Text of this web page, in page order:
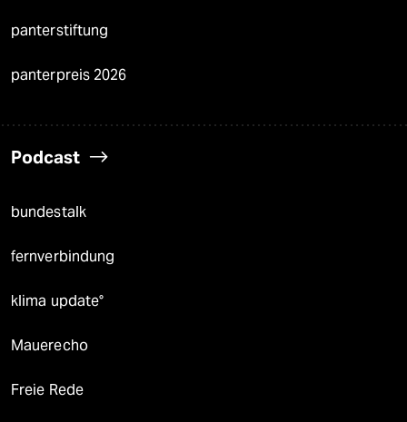
panterstiftung
panterpreis 2026
Podcast
bundestalk
fernverbindung
klima update°
Mauerecho
Freie Rede